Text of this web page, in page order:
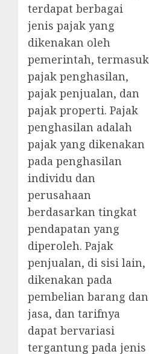
terdapat berbagai
jenis pajak yang
dikenakan oleh
pemerintah, termasuk
pajak penghasilan,
pajak penjualan, dan
pajak properti. Pajak
penghasilan adalah
pajak yang dikenakan
pada penghasilan
individu dan
perusahaan
berdasarkan tingkat
pendapatan yang
diperoleh. Pajak
penjualan, di sisi lain,
dikenakan pada
pembelian barang dan
jasa, dan tarifnya
dapat bervariasi
tergantung pada jenis